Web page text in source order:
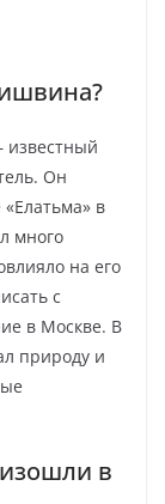
Он
в
много
на его
с
в Москве. В
природу и
в